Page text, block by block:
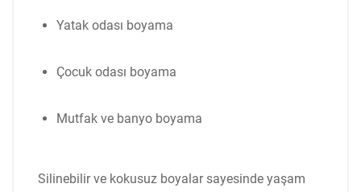
Yatak odası boyama
Çocuk odası boyama
Mutfak ve banyo boyama
Silinebilir ve kokusuz boyalar sayesinde yaşam